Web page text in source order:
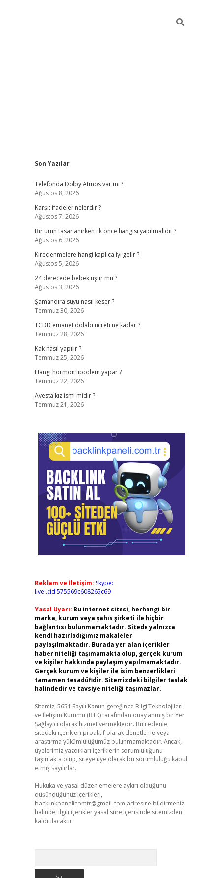
Sidebar
Son Yazılar
Telefonda Dolby Atmos var mı ?
Ağustos 8, 2026
Karşıt ifadeler nelerdir ?
Ağustos 7, 2026
Bir ürün tasarlanırken ilk önce hangisi yapılmalıdır ?
Ağustos 6, 2026
Kireçlenmelere hangi kaplıca iyi gelir ?
Ağustos 5, 2026
24 derecede bebek üşür mü ?
Ağustos 3, 2026
Şamandıra suyu nasıl keser ?
Temmuz 30, 2026
TCDD emanet dolabı ücreti ne kadar ?
Temmuz 28, 2026
Kak nasıl yapılır ?
Temmuz 25, 2026
Hangi hormon lipödem yapar ?
Temmuz 22, 2026
Avesta kız ismi midir ?
Temmuz 21, 2026
Reklam ve İletişim: Skype:
live:.cid.575569c608265c69
Yasal Uyarı: Bu internet sitesi, herhangi bir
marka, kurum veya şahıs şirketi ile hiçbir
bağlantısı bulunmamaktadır. Sitede yalnızca
kendi hazırladığımız makaleler
paylaşılmaktadır. Burada yer alan içerikler
haber niteliği taşımamakta olup, gerçek kurum
ve kişiler hakkında paylaşım yapılmamaktadır.
Gerçek kurum ve kişiler ile isim benzerlikleri
tamamen tesadüfidir. Sitemizdeki bilgiler taslak
halindedir ve tavsiye niteliği taşımazlar.
Sitemiz, 5651 Sayılı Kanun gereğince Bilgi Teknolojileri
ve İletişim Kurumu (BTK) tarafından onaylanmış bir Yer
Sağlayıcı olarak hizmet vermektedir. Bu nedenle,
sitedeki içerikleri proaktif olarak denetleme veya
araştırma yükümlülüğümüz bulunmamaktadır. Ancak,
üyelerimiz yazdıkları içeriklerin sorumluluğunu
taşımakta olup, siteye üye olarak bu sorumluluğu kabul
etmiş sayılırlar.
Hukuka ve yasal düzenlemelere aykırı olduğunu
düşündüğünüz içerikleri,
backlinkpanelicomtr@gmail.com adresine bildirmeniz
halinde, ilgili içerikler yasal süre içerisinde sitemizden
kaldırılacaktır.